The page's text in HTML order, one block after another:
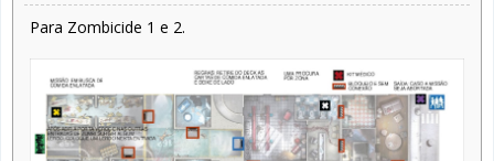
Para Zombicide 1 e 2.